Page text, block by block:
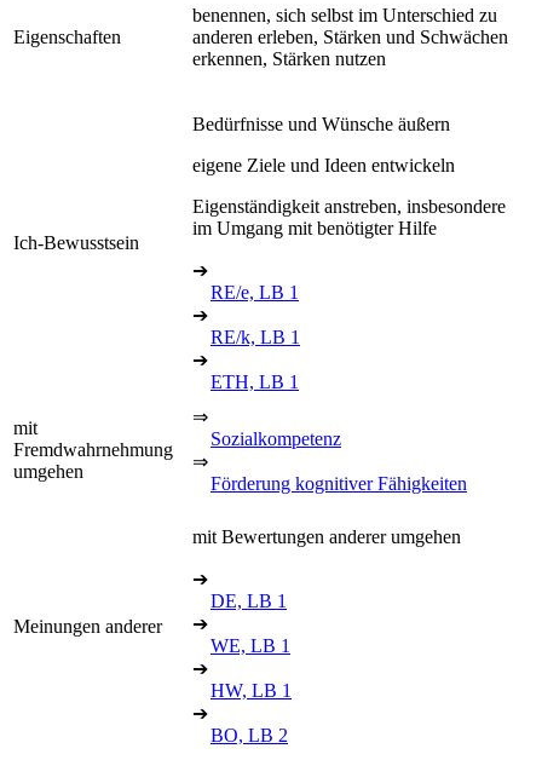
Eigenschaften
benennen, sich selbst im Unterschied zu
anderen erleben, Stärken und Schwächen
erkennen, Stärken nutzen
Ich-Bewusstsein
Bedürfnisse und Wünsche äußern
eigene Ziele und Ideen entwickeln
Eigenständigkeit anstreben, insbesondere
im Umgang mit benötigter Hilfe
➔
RE/e, LB 1
➔
RE/k, LB 1
➔
ETH, LB 1
mit
Fremdwahrnehmung
umgehen
⇒
Sozialkompetenz
⇒
Förderung kognitiver Fähigkeiten
Meinungen anderer
mit Bewertungen anderer umgehen
➔
DE, LB 1
➔
WE, LB 1
➔
HW, LB 1
➔
BO, LB 2